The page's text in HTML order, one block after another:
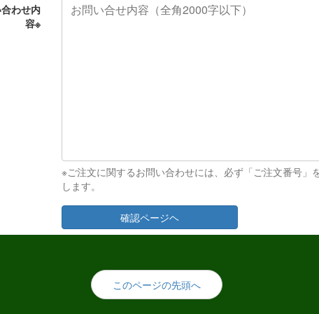
わせ内
容※
※ご注文に関するお問い合わせには、必ず「ご注文番号」
します。
確認ページヘ
このページの先頭へ